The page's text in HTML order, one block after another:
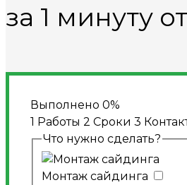
за 1 минуту
Выполнено 0%
1 Работы 2 Сроки 3
Что нужно сделать?
Монтаж сайдинга